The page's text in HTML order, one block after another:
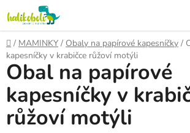
na
obsah
Domů
/ MAMINKY / Obaly na papírové kapesníčky /
kapesníčky v krabičce růžoví motýli
Obal na papírové
kapesníčky v
růžoví motýli